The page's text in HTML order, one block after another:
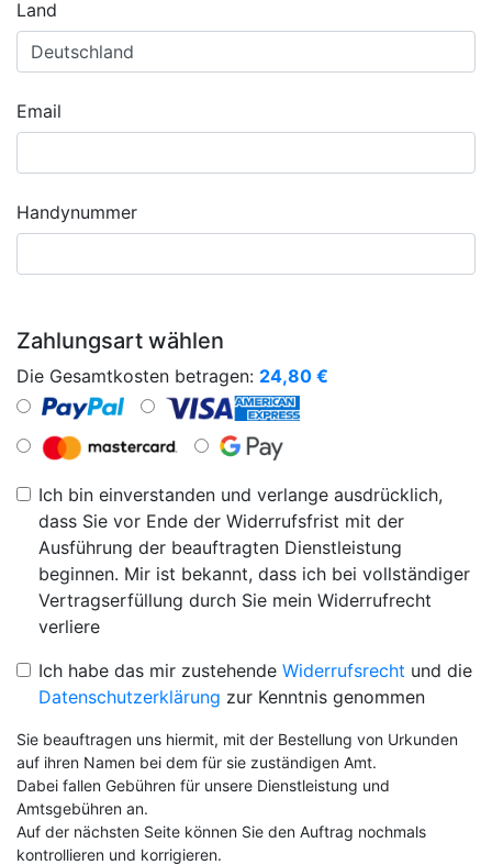
Land
Email
Handynummer
Zahlungsart wählen
Die Gesamtkosten betragen: 24,80 €
Ich bin einverstanden und verlange ausdrücklich,
dass Sie vor Ende der Widerrufsfrist mit der
Ausführung der beauftragten Dienstleistung
beginnen. Mir ist bekannt, dass ich bei vollständiger
Vertragserfüllung durch Sie mein Widerrufrecht
verliere
Ich habe das mir zustehende Widerrufsrecht und die
Datenschutzerklärung zur Kenntnis genommen
Sie beauftragen uns hiermit, mit der Bestellung von Urkunden
auf ihren Namen bei dem für sie zuständigen Amt.
Dabei fallen Gebühren für unsere Dienstleistung und
Amtsgebühren an.
Auf der nächsten Seite können Sie den Auftrag nochmals
kontrollieren und korrigieren.